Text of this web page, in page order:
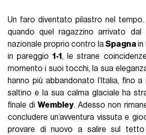
Un faro diventato pilastro nel
quando quel ragazzino arrivato dal
nazionale proprio contro laSpagnain
in pareggio1-1, le strane
momento i suoi tocchi, la sua
hanno più abbandonato l’Italia, fino
saltino e la sua calma glaciale ha
finale diWembley. Adesso non
concludere un’avventura vissuta e
provare di nuovo a salire sul